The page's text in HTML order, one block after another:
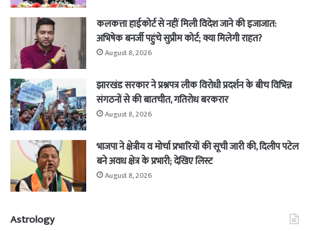
कलकत्ता हाईकोर्ट से नहीं मिली विदेश जाने की इजाजात:
अभिषेक बनर्जी पहुंचे सुप्रीम कोर्ट; क्या मिलेगी राहत?
August 8, 2026
झारखंड सरकार ने प्रश्नपत्र लीक विरोधी प्रदर्शन के बीच विभिन्न
संगठनों से की बातचीत, गतिरोध बरकरार
August 8, 2026
भाजपा ने क्षेत्रीय व मोर्चा प्रभारियों की सूची जारी की, दिलीप पटेल
बने अवध क्षेत्र के प्रभारी; देखिए लिस्ट
August 8, 2026
Astrology